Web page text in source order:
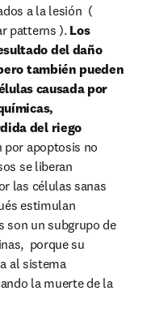
a la lesión  (
patterns ). Los
del daño
también pueden
causada por
del riego
por apoptosis no
se liberan
las células sanas
estimulan
son un subgrupo de
porque su
al sistema
la muerte de la